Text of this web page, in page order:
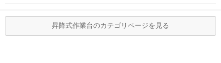
昇降式作業台のカテゴリページを見る